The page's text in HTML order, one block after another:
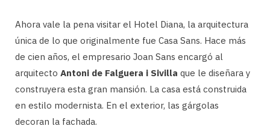
Ahora vale la pena visitar el Hotel Diana, la arquitectura
única de lo que originalmente fue Casa Sans. Hace más
de cien años, el empresario Joan Sans encargó al
arquitecto Antoni de Falguera i Sivilla que le diseñara y
construyera esta gran mansión. La casa está construida
en estilo modernista. En el exterior, las gárgolas
decoran la fachada.